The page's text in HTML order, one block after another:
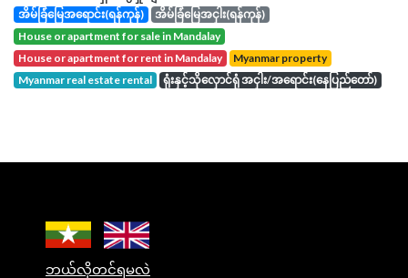
အိမ်ခြံမြေအရောင်း(ရန်ကုန်)
အိမ်ခြံမြေအငှါး(ရန်ကုန်)
house or apartment for sale in Mandalay
house or apartment for rent in Mandalay
Myanmar property
Myanmar real estate rental
ရုံးနှင့်သိုလှောင်ရုံ အငှါး/အရောင်း(နေပြည်တော်)
ဘယ်လိုတင်ရမလဲ